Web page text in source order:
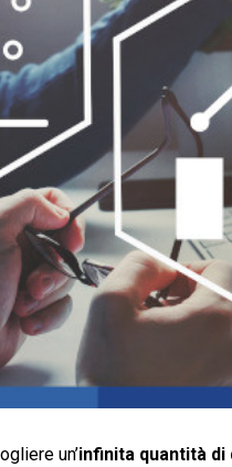
un’infinita quantità di